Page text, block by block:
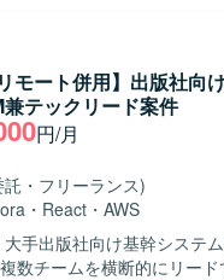
管理などプロジェクトマネジ
す。 具体的には、RFIやRFP
捗の可視化や課題・リス
って頂きます。 また、プロ
員に対して、助言やフォロ
き込みつつプロジェクトを
行動に移せる方を求めてお
リーダーとして主体的かつ
いたします。 ベンダーや
モート併用】出版社向
テックリード案件
円/月
託・フリーランス)
・ React ・ AWS
大手出版社向け基幹システ
数チームを横断的にリー